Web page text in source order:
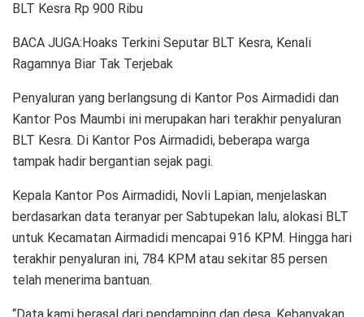
BLT Kesra Rp 900 Ribu
BACA JUGA:Hoaks Terkini Seputar BLT Kesra, Kenali
Ragamnya Biar Tak Terjebak
Penyaluran yang berlangsung di Kantor Pos Airmadidi dan
Kantor Pos Maumbi ini merupakan hari terakhir penyaluran
BLT Kesra. Di Kantor Pos Airmadidi, beberapa warga
tampak hadir bergantian sejak pagi.
Kepala Kantor Pos Airmadidi, Novli Lapian, menjelaskan
berdasarkan data teranyar per Sabtupekan lalu, alokasi BLT
untuk Kecamatan Airmadidi mencapai 916 KPM. Hingga hari
terakhir penyaluran ini, 784 KPM atau sekitar 85 persen
telah menerima bantuan.